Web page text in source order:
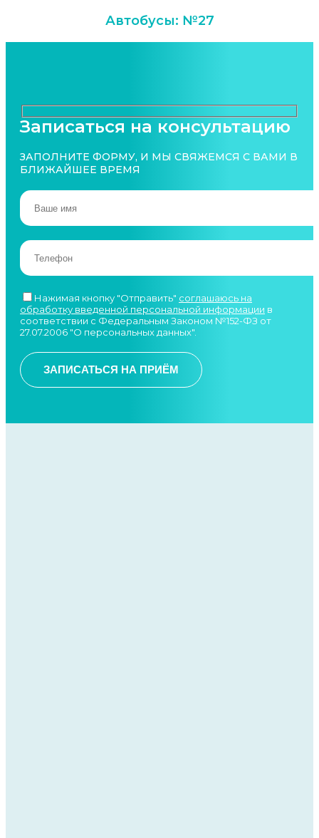
Автобусы: №27
Записаться на консультацию
ЗАПОЛНИТЕ ФОРМУ, И МЫ СВЯЖЕМСЯ С ВАМИ В
БЛИЖАЙШЕЕ ВРЕМЯ
Нажимая кнопку "Отправить" соглашаюсь на
обработку введенной персональной информации в
соответствии с Федеральным Законом №152-ФЗ от
27.07.2006 "О персональных данных".